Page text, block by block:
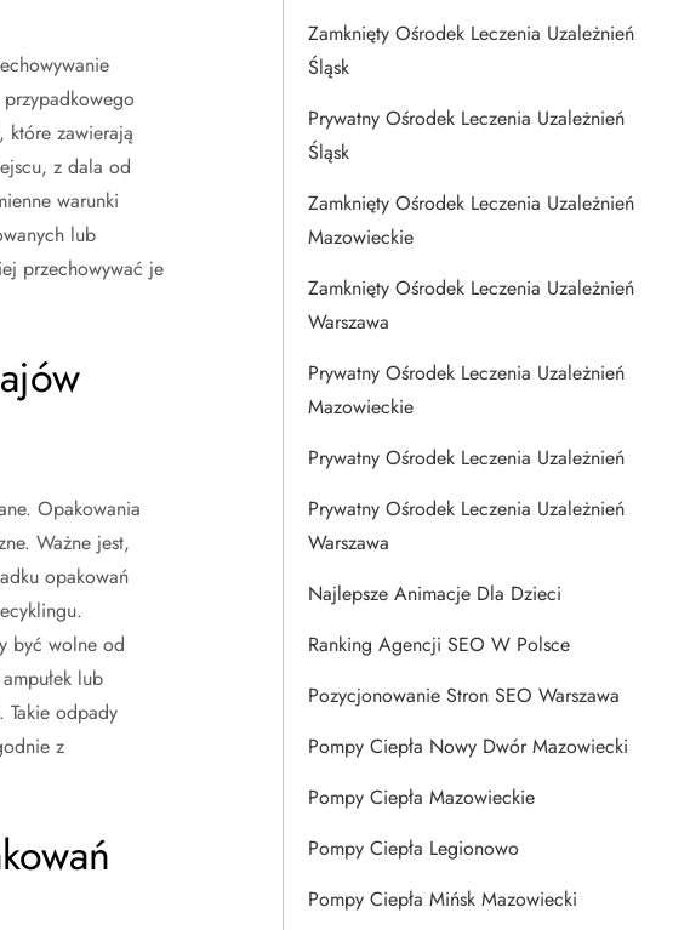
które zawierają
z dala od
warunki
lub
przechowywać je
Opakowania
Ważne jest,
opakowań
być wolne od
lub
Takie odpady
z
Zamknięty Ośrodek Leczenia Uzależnień
Śląsk
Prywatny Ośrodek Leczenia Uzależnień
Śląsk
Zamknięty Ośrodek Leczenia Uzależnień
Mazowieckie
Zamknięty Ośrodek Leczenia Uzależnień
Warszawa
Prywatny Ośrodek Leczenia Uzależnień
Mazowieckie
Prywatny Ośrodek Leczenia Uzależnień
Prywatny Ośrodek Leczenia Uzależnień
Warszawa
Najlepsze Animacje Dla Dzieci
Ranking Agencji SEO W Polsce
Pozycjonowanie Stron SEO Warszawa
Pompy Ciepła Nowy Dwór Mazowiecki
Pompy Ciepła Mazowieckie
Pompy Ciepła Legionowo
Pompy Ciepła Mińsk Mazowiecki